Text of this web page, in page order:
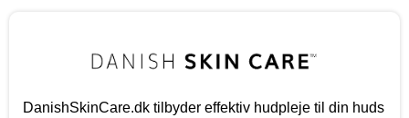
DanishSkinCare.dk tilbyder effektiv hudpleje til din huds